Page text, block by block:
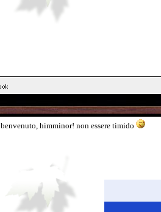
benvenuto, himminor! non essere timido